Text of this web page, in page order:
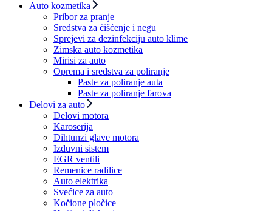
Auto kozmetika
Pribor za pranje
Sredstva za čišćenje i negu
Sprejevi za dezinfekciju auto klime
Zimska auto kozmetika
Mirisi za auto
Oprema i sredstva za poliranje
Paste za poliranje auta
Paste za poliranje farova
Delovi za auto
Delovi motora
Karoserija
Dihtunzi glave motora
Izduvni sistem
EGR ventili
Remenice radilice
Auto elektrika
Svećice za auto
Kočione pločice